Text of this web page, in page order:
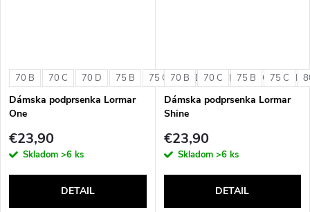
70 B 70 C 70 D 75 B 75 C 75 D 80 B 80 C 80 D
Dámska podprsenka Lormar
One
€23,90
Skladom >6 ks
DETAIL
70 B 70 C 75 B 75 C
Dámska podprsenka Lormar
Shine
€23,90
Skladom >6 ks
DETAIL